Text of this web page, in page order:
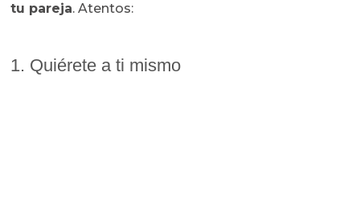
tu pareja. Atentos:
1. Quiérete a ti mismo